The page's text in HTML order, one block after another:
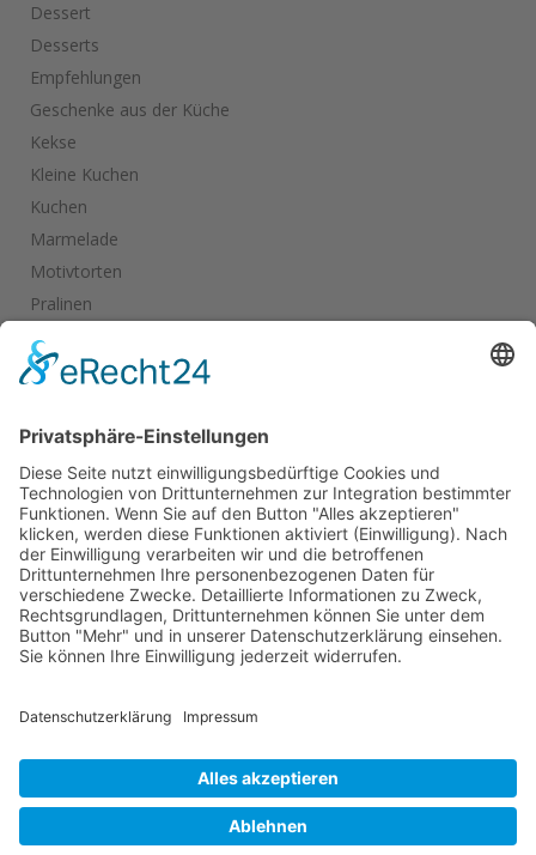
Dessert
Desserts
Empfehlungen
Geschenke aus der Küche
Kekse
Kleine Kuchen
Kuchen
Marmelade
Motivtorten
Pralinen
Salate
Salziges
start_torte
Torten
Weihnachtskekse
Hier dürfen Sie ein wenig stöbern
© Beates Backschätze .Datenschutz